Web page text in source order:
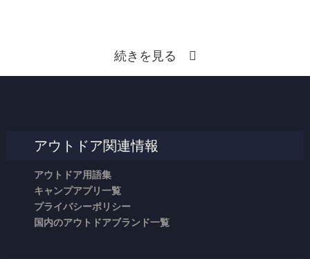
続きを見る
アウトドア関連情報
アウトドア用語集
キャンプアプリ一覧
プライバシーポリシー
国内のアウトドアブランド一覧